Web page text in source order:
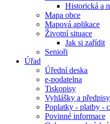
Historická a
Mapa obce
Mapová aplikace
Životní situace
Jak si zařídit
Senioři
Úřad
Úřední deska
e-podatelna
Tiskopisy
Vyhlášky a předpisy
Poplatky - platby -
Povinné informace